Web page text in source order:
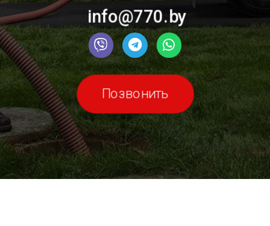
info@770.by
Позвонить